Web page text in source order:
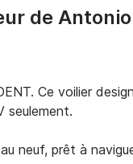
de Antonio
Ce voilier
seulement.
neuf, prêt à